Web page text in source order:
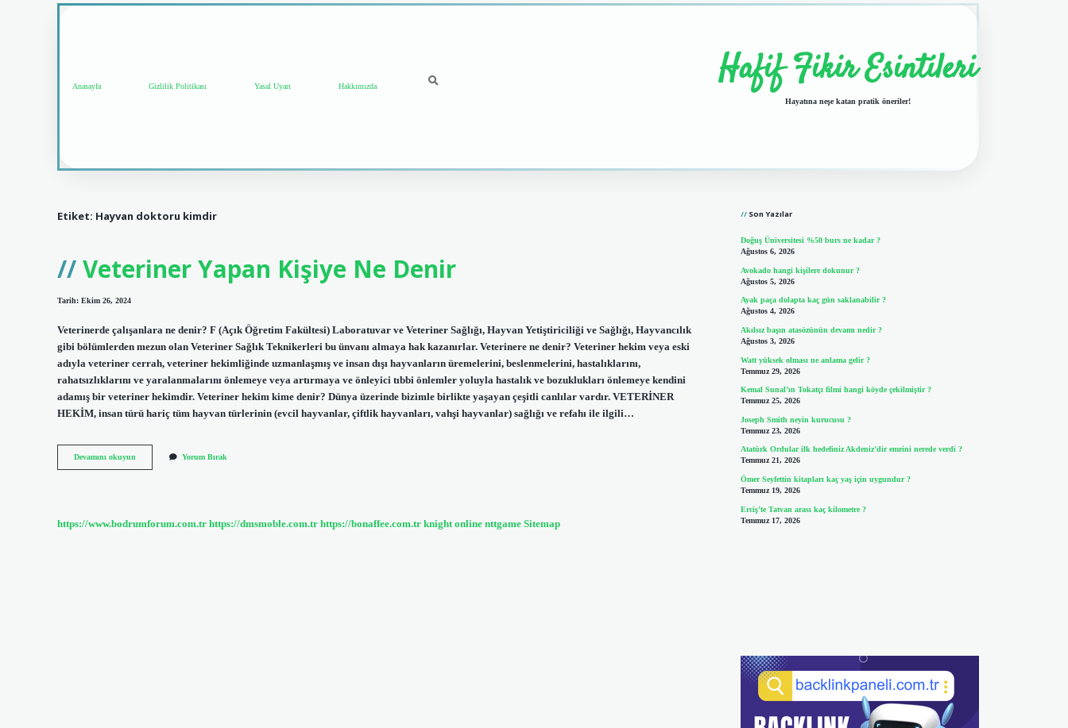
Anasayfa Gizlilik Politikası Yasal Uyarı Hakkımızda Hafif Fikir Esintileri
Hayatına neşe katan pratik öneriler!
Etiket: Hayvan doktoru kimdir
Veteriner Yapan Kişiye Ne Denir
Tarih: Ekim 26, 2024
Veterinerde çalışanlara ne denir? F (Açık Öğretim Fakültesi) Laboratuvar ve Veteriner Sağlığı, Hayvan Yetiştiriciliği ve Sağlığı, Hayvancılık
gibi bölümlerden mezun olan Veteriner Sağlık Teknikerleri bu ünvanı almaya hak kazanırlar. Veterinere ne denir? Veteriner hekim veya eski
adıyla veteriner cerrah, veteriner hekimliğinde uzmanlaşmış ve insan dışı hayvanların üremelerini, beslenmelerini, hastalıklarını,
rahatsızlıklarını ve yaralanmalarını önlemeye veya artırmaya ve önleyici tıbbi önlemler yoluyla hastalık ve bozuklukları önlemeye kendini
adamış bir veteriner hekimdir. Veteriner hekim kime denir? Dünya üzerinde bizimle birlikte yaşayan çeşitli canlılar vardır. VETERİNER
HEKİM, insan türü hariç tüm hayvan türlerinin (evcil hayvanlar, çiftlik hayvanları, vahşi hayvanlar) sağlığı ve refahı ile ilgili…
Devamını okuyun
Yapan
Yorum Bırak
https://www.bodrumforum.com.tr https://dmsmoble.com.tr https://bonaffee.com.tr knight online nttgame Sitemap
Son Yazılar
Doğuş Üniversitesi %50 burs ne kadar ?
Ağustos 6, 2026
Avokado hangi kişilere dokunur ?
Ağustos 5, 2026
Ayak paça dolapta kaç gün saklanabilir ?
Ağustos 4, 2026
Akılsız başın atasözünün devamı nedir ?
Ağustos 3, 2026
Watt yüksek olması ne anlama gelir ?
Temmuz 29, 2026
Kemal Sunal’ın Tokatçı filmi hangi köyde çekilmiştir ?
Temmuz 25, 2026
Joseph Smith neyin kurucusu ?
Temmuz 23, 2026
Atatürk Ordular ilk hedefiniz Akdeniz’dir emrini nerede verdi ?
Temmuz 21, 2026
Ömer Seyfettin kitapları kaç yaş için uygundur ?
Temmuz 19, 2026
Erciş’te Tatvan arası kaç kilometre ?
Temmuz 17, 2026